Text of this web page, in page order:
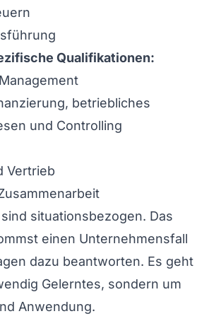
Qualifikationen:
betriebliches
und Controlling
Vertrieb
situationsbezogen. Das
einen Unternehmensfall
dazu beantworten. Es geht
Gelerntes, sondern um
Anwendung.